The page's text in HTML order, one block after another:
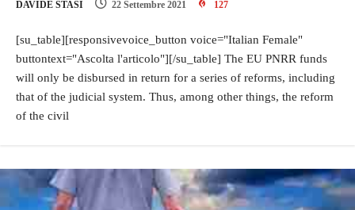
DAVIDE STASI 22 Settembre 2021 127
[su_table][responsivevoice_button voice="Italian Female"
buttontext="Ascolta l'articolo"][/su_table] The EU PNRR funds
will only be disbursed in return for a series of reforms, including
that of the judicial system. Thus, among other things, the reform
of the civil